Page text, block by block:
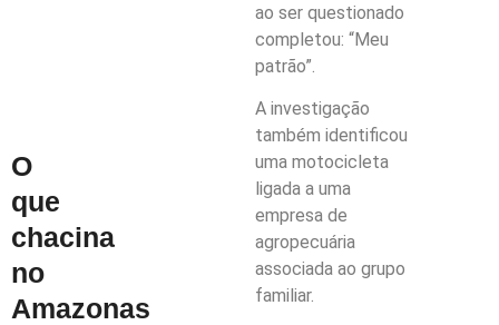
O
que
chacina
no
Amazonas
ao ser questionado
completou: “Meu
patrão”.
A investigação
também identificou
uma motocicleta
ligada a uma
empresa de
agropecuária
associada ao grupo
familiar.